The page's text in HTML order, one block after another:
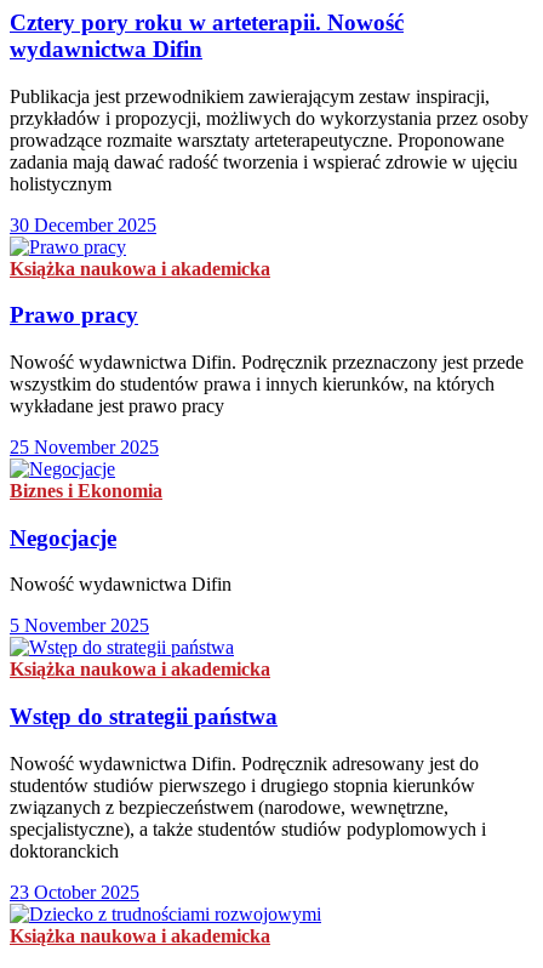
Cztery pory roku w arteterapii. Nowość
wydawnictwa Difin
Publikacja jest przewodnikiem zawierającym zestaw inspiracji,
przykładów i propozycji, możliwych do wykorzystania przez osoby
prowadzące rozmaite warsztaty arteterapeutyczne. Proponowane
zadania mają dawać radość tworzenia i wspierać zdrowie w ujęciu
holistycznym
30 December 2025
Książka naukowa i akademicka
Prawo pracy
Nowość wydawnictwa Difin. Podręcznik przeznaczony jest przede
wszystkim do studentów prawa i innych kierunków, na których
wykładane jest prawo pracy
25 November 2025
Biznes i Ekonomia
Negocjacje
Nowość wydawnictwa Difin
5 November 2025
Książka naukowa i akademicka
Wstęp do strategii państwa
Nowość wydawnictwa Difin. Podręcznik adresowany jest do
studentów studiów pierwszego i drugiego stopnia kierunków
związanych z bezpieczeństwem (narodowe, wewnętrzne,
specjalistyczne), a także studentów studiów podyplomowych i
doktoranckich
23 October 2025
Książka naukowa i akademicka